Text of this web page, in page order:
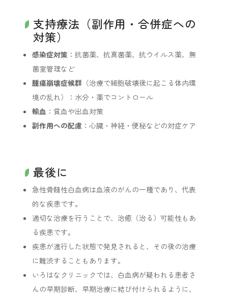
支持療法（副作用・合併症への
対策）
感染症対策 ：抗菌薬、抗真菌薬、抗ウイルス薬、無
菌室管理など
腫瘍崩壊症候群 （治療で細胞破壊後に起こる体内環
境の乱れ）：水分・薬でコントロール
輸血 ：貧血や出血対策
副作用への配慮 ：心臓・神経・便秘などの対症ケア
最後に
急性骨髄性白血病は血液のがんの一種であり、代表
的な疾患です。
適切な治療を行うことで、治癒（治る）可能性もあ
る疾患です。
疾患が進行した状態で発見されると、その後の治療
に難渋することもあります。
いろはなクリニックでは、白血病が疑われる患者さ
んの早期診断、早期治療に結び付けられるように、